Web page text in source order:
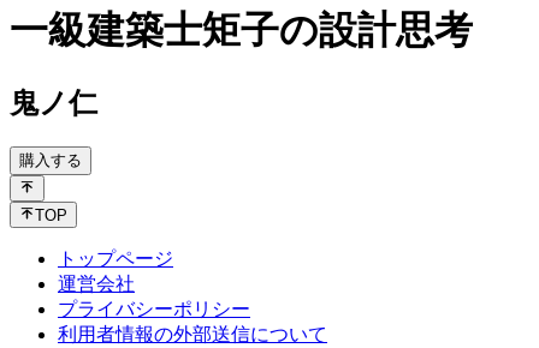
一級建築士矩子の設計思考
鬼ノ仁
購入する
TOP
トップページ
運営会社
プライバシーポリシー
利用者情報の外部送信について